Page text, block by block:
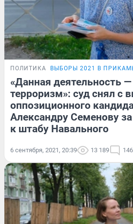
ПОЛИТИКА ВЫБОРЫ 2021 В
«Данная деятельность
терроризм»: суд снял с
оппозиционного
Александру Семенову
к штабу Навального
6 сентября, 2021, 20:39 13 189 146